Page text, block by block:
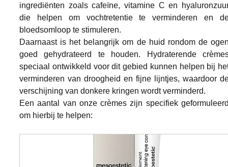
ingrediënten zoals cafeïne, vitamine C en
die helpen om vochtretentie te verminderen en
bloedsomloop te stimuleren.
Daarnaast is het belangrijk om de huid rondom de
goed gehydrateerd te houden. Hydraterende
speciaal ontwikkeld voor dit gebied kunnen helpen bij
verminderen van droogheid en fijne lijntjes, waardoor
verschijning van donkere kringen wordt verminderd.
Een aantal van onze crèmes zijn specifiek
om hierbij te helpen: